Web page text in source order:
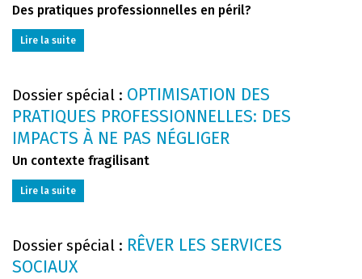
Des pratiques professionnelles en péril?
Lire la suite
Dossier spécial : OPTIMISATION DES
PRATIQUES PROFESSIONNELLES: DES
IMPACTS À NE PAS NÉGLIGER
Un contexte fragilisant
Lire la suite
Dossier spécial : RÊVER LES SERVICES
SOCIAUX